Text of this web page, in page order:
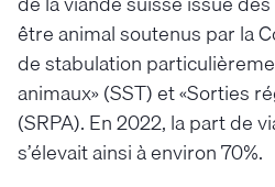
être animal soutenus par la
de stabulation
animaux» (SST) et «Sorties
(SRPA). En 2022, la part de
s’élevait ainsi à environ 70%.